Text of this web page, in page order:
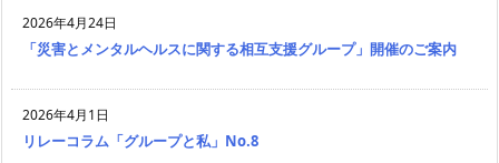
2026年4月24日
「災害とメンタルヘルスに関する相互支援グループ」開催のご案内
2026年4月1日
リレーコラム「グループと私」No.8